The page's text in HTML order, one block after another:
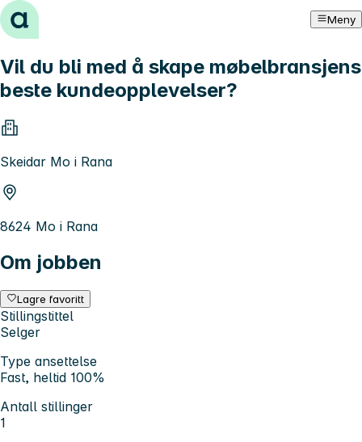
Hopp til innhold Meny
Vil du bli med å skape møbelbransjens
beste kundeopplevelser?
Skeidar Mo i Rana
8624 Mo i Rana
Om jobben
Lagre favoritt
Stillingstittel
Selger
Type ansettelse
Fast, heltid 100%
Antall stillinger
1